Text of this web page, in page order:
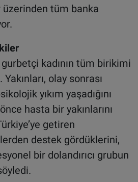
üzerinden tüm banka
gurbetçi kadının tüm birikimi
olay sonrası
yıkım yaşadığını
hasta bir yakınlarını
getiren
destek gördüklerini,
bir dolandırıcı grubun